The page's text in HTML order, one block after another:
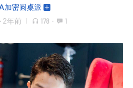
加密圆桌派
· 2年前 178 · 1